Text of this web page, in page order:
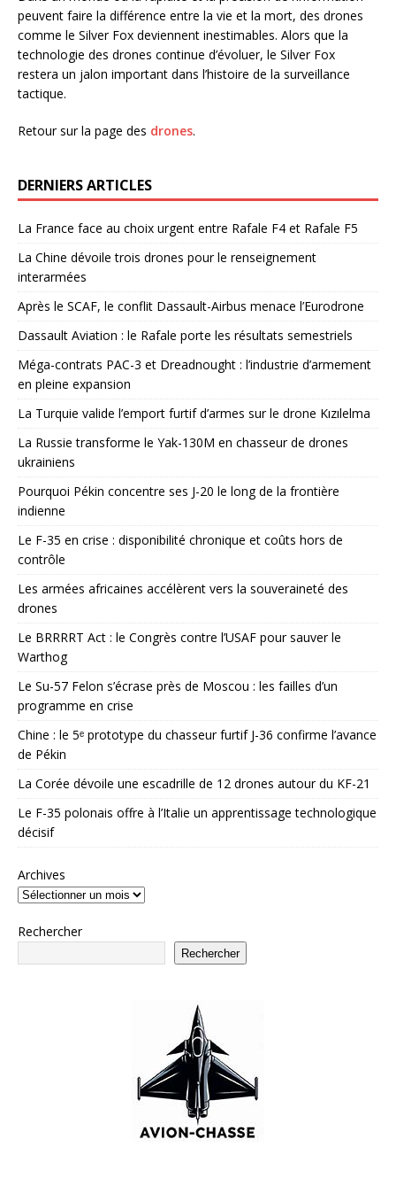
peuvent faire la différence entre la vie et la mort, des drones
comme le Silver Fox deviennent inestimables. Alors que la
technologie des drones continue d’évoluer, le Silver Fox
restera un jalon important dans l’histoire de la surveillance
tactique.
Retour sur la page des drones.
DERNIERS ARTICLES
La France face au choix urgent entre Rafale F4 et Rafale F5
La Chine dévoile trois drones pour le renseignement
interarmées
Après le SCAF, le conflit Dassault-Airbus menace l’Eurodrone
Dassault Aviation : le Rafale porte les résultats semestriels
Méga-contrats PAC-3 et Dreadnought : l’industrie d’armement
en pleine expansion
La Turquie valide l’emport furtif d’armes sur le drone Kızılelma
La Russie transforme le Yak-130M en chasseur de drones
ukrainiens
Pourquoi Pékin concentre ses J-20 le long de la frontière
indienne
Le F-35 en crise : disponibilité chronique et coûts hors de
contrôle
Les armées africaines accélèrent vers la souveraineté des
drones
Le BRRRRT Act : le Congrès contre l’USAF pour sauver le
Warthog
Le Su-57 Felon s’écrase près de Moscou : les failles d’un
programme en crise
Chine : le 5ᵉ prototype du chasseur furtif J-36 confirme l’avance
de Pékin
La Corée dévoile une escadrille de 12 drones autour du KF-21
Le F-35 polonais offre à l’Italie un apprentissage technologique
décisif
Archives
Rechercher
Rechercher